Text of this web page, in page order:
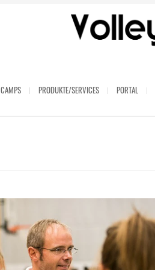
CAMPS PRODUKTE/SERVICES PORTAL